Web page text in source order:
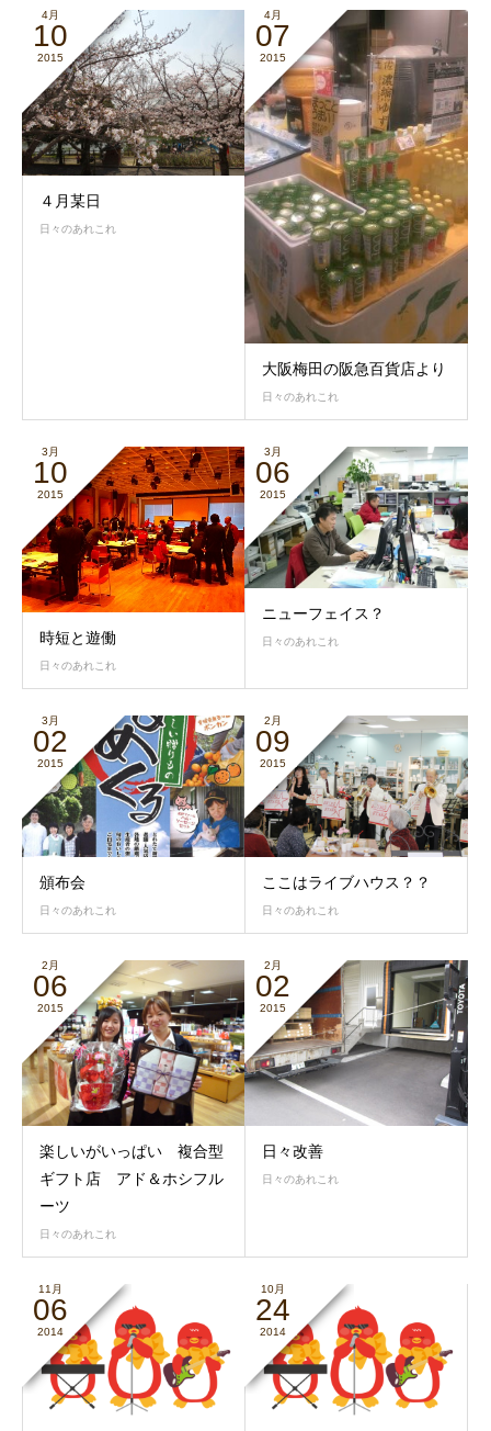
4月
10
2015
４月某日
日々のあれこれ
4月
07
2015
大阪梅田の阪急百貨店より
日々のあれこれ
3月
10
2015
時短と遊働
日々のあれこれ
3月
06
2015
ニューフェイス？
日々のあれこれ
3月
02
2015
頒布会
日々のあれこれ
2月
09
2015
ここはライブハウス？？
日々のあれこれ
2月
06
2015
楽しいがいっぱい 複合型
ギフト店 アド＆ホシフル
ーツ
日々のあれこれ
2月
02
2015
日々改善
日々のあれこれ
11月
06
2014
10月
24
2014